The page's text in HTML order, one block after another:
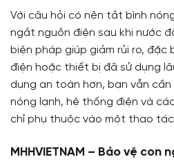
Với câu hỏi có nên tắt bình
ngắt nguồn điện sau khi nước
biện pháp giúp giảm rủi ro,
điện hoặc thiết bị đã sử dụng
dụng an toàn hơn, bạn vẫn cần
nóng lạnh, hệ thống điện và
chỉ phụ thuộc vào một thao
MHHVIETNAM – Bảo vệ con